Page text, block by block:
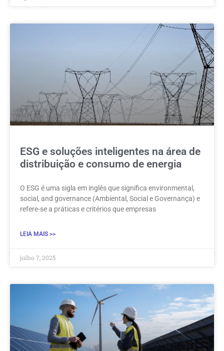
ESG e soluções inteligentes na área de
distribuição e consumo de energia
O ESG é uma sigla em inglês que significa environmental,
social, and governance (Ambiental, Social e Governança) e
refere-se a práticas e critérios que empresas
LEIA MAIS >>
julho 7, 2025